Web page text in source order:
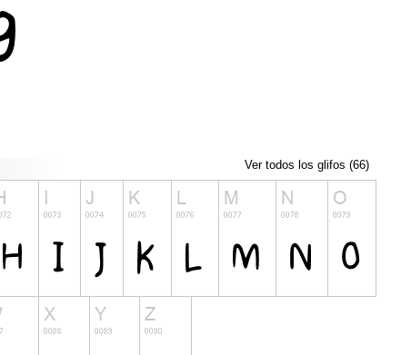
Ver todos los glifos (66)